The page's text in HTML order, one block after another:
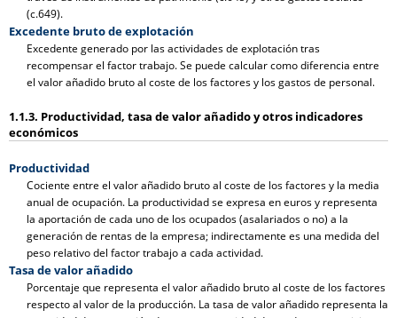
(c.649).
Excedente bruto de explotación
Excedente generado por las actividades de explotación tras
recompensar el factor trabajo. Se puede calcular como diferencia entre
el valor añadido bruto al coste de los factores y los gastos de personal.
1.1.3. Productividad, tasa de valor añadido y otros indicadores
económicos
Productividad
Cociente entre el valor añadido bruto al coste de los factores y la media
anual de ocupación. La productividad se expresa en euros y representa
la aportación de cada uno de los ocupados (asalariados o no) a la
generación de rentas de la empresa; indirectamente es una medida del
peso relativo del factor trabajo a cada actividad.
Tasa de valor añadido
Porcentaje que representa el valor añadido bruto al coste de los factores
respecto al valor de la producción. La tasa de valor añadido representa la